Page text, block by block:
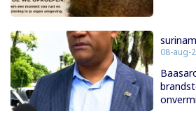
08-aug-